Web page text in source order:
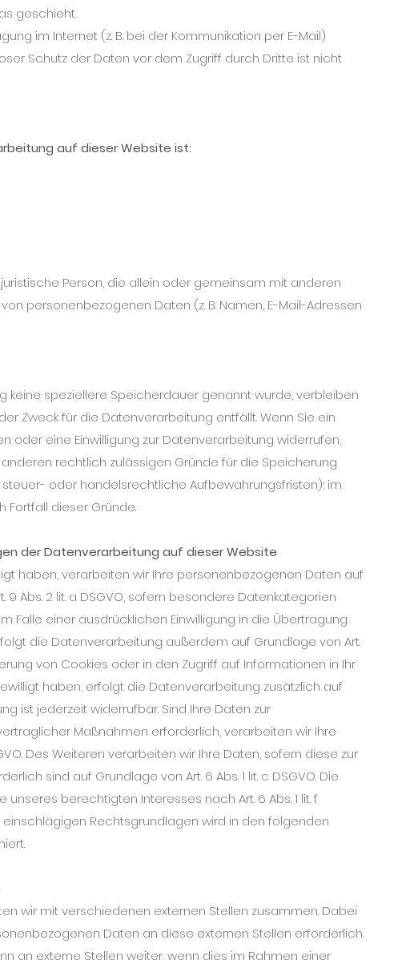
geschieht.
im Internet (z. B. bei der Kommunikation per E-Mail)
Schutz der Daten vor dem Zugriff durch Dritte ist nicht
auf dieser Website ist:
Person, die allein oder gemeinsam mit anderen
personenbezogenen Daten (z. B. Namen, E-Mail-Adressen
keine speziellere Speicherdauer genannt wurde, verbleiben
Zweck für die Datenverarbeitung entfällt. Wenn Sie ein
eine Einwilligung zur Datenverarbeitung widerrufen,
rechtlich zulässigen Gründe für die Speicherung
oder handelsrechtliche Aufbewahrungsfristen); im
Fortfall dieser Gründe.
der Datenverarbeitung auf dieser Website
haben, verarbeiten wir Ihre personenbezogenen Daten auf
9 Abs. 2 lit. a DSGVO, sofern besondere Datenkategorien
Falle einer ausdrücklichen Einwilligung in die Übertragung
die Datenverarbeitung außerdem auf Grundlage von Art.
von Cookies oder in den Zugriff auf Informationen in Ihr
haben, erfolgt die Datenverarbeitung zusätzlich auf
ist jederzeit widerrufbar. Sind Ihre Daten zur
Maßnahmen erforderlich, verarbeiten wir Ihre
Des Weiteren verarbeiten wir Ihre Daten, sofern diese zur
sind auf Grundlage von Art. 6 Abs. 1 lit. c DSGVO. Die
berechtigten Interesses nach Art. 6 Abs. 1 lit. f
einschlägigen Rechtsgrundlagen wird in den folgenden
wir mit verschiedenen externen Stellen zusammen. Dabei
Daten an diese externen Stellen erforderlich.
an externe Stellen weiter, wenn dies im Rahmen einer